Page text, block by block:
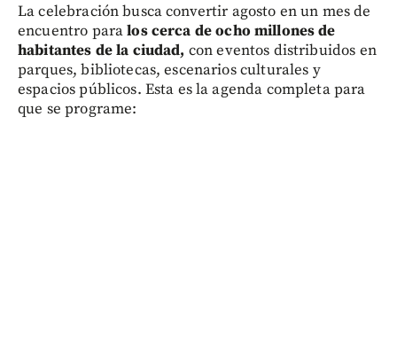
La celebración busca convertir agosto en un mes de
encuentro paralos cerca de ocho millones de
habitantes de la ciudad, con eventos distribuidos en
parques, bibliotecas, escenarios culturales y
espacios públicos. Esta es la agenda completa para
que se programe: